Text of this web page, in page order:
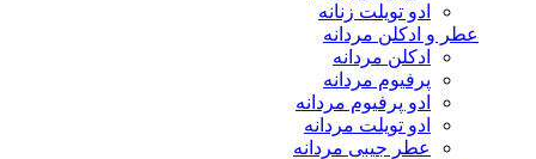
ادو تویلت زنانه
عطر و ادکلن مردانه
ادکلن مردانه
پرفیوم مردانه
ادو پرفیوم مردانه
ادو تویلت مردانه
عطر جیبی مردانه